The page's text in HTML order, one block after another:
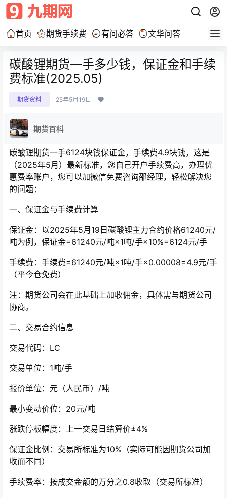
首页 期货手续费 有问必答 文华问答
碳酸锂期货一手多少钱，保证金和手续
费标准(2025.05)
期货资料 25年5月19日
期货百科
碳酸锂期货一手6124块钱保证金，手续费4.9块钱，这是
（2025年5月）最新标准，您自己开户手续费高，办理优
惠费率账户，您可以加微信免费咨询邵经理，轻松解决您
的问题：
一、保证金与手续费计算
保证金：以2025年5月19日碳酸锂主力合约价格61240元/
吨为例，保证金=61240元/吨×1吨/手×10%=6124元/手
手续费：手续费=61240元/吨×1吨/手×0.00008=4.9元/手
（平今仓免费）
注：期货公司会在此基础上加收佣金，具体需与期货公司
协商。
二、交易合约信息
交易代码：LC
交易单位：1吨/手
报价单位：元（人民币）/吨
最小变动价位：20元/吨
涨跌停板幅度：上一交易日结算价±4%
保证金比例：交易所标准为10%（实际可能因期货公司加
收而不同）
手续费率：按成交金额的万分之0.8收取（交易所标准）